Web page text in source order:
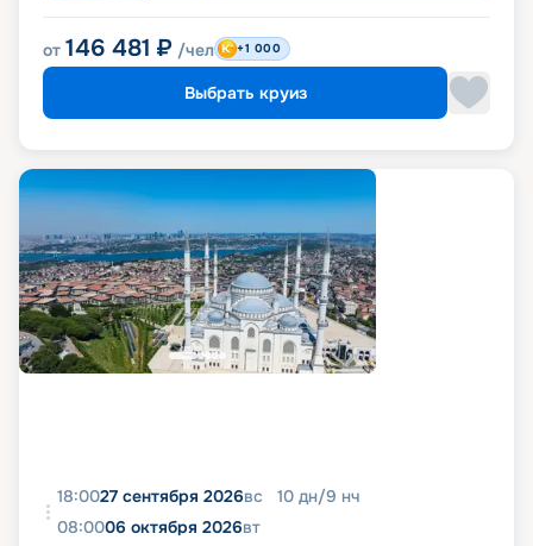
от 146 481 ₽ /чел +1 000
Выбрать круиз
18:0027 сентября 2026вс 10 дн/9 нч
08:0006 октября 2026вт